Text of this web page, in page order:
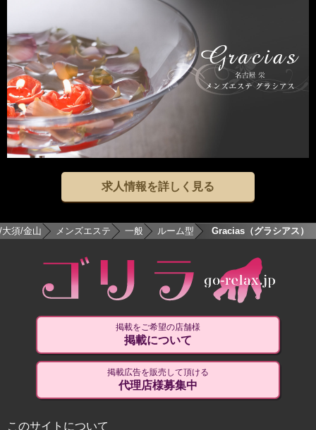
求人情報を詳しく見る
Gracias（グラシアス）
ルーム型
一般
メンズエステ
須/金山
掲載をご希望の店舗様
掲載について
掲載広告を販売して頂ける
代理店様募集中
このサイトについて